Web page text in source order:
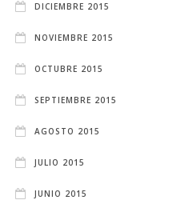
DICIEMBRE 2015
NOVIEMBRE 2015
OCTUBRE 2015
SEPTIEMBRE 2015
AGOSTO 2015
JULIO 2015
JUNIO 2015